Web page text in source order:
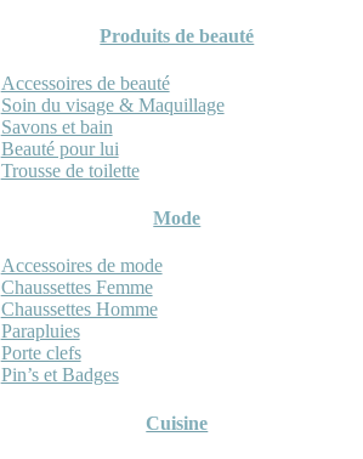
Produits de beauté
Accessoires de beauté
Soin du visage & Maquillage
Savons et bain
Beauté pour lui
Trousse de toilette
Mode
Accessoires de mode
Chaussettes Femme
Chaussettes Homme
Parapluies
Porte clefs
Pin’s et Badges
Cuisine